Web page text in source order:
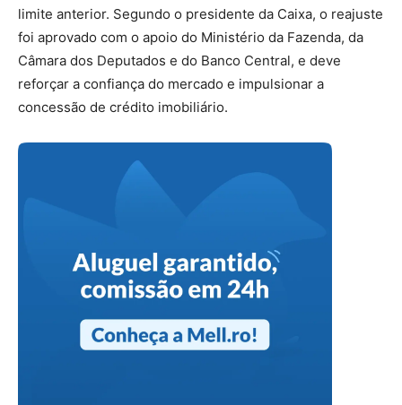
limite anterior. Segundo o presidente da Caixa, o reajuste
foi aprovado com o apoio do Ministério da Fazenda, da
Câmara dos Deputados e do Banco Central, e deve
reforçar a confiança do mercado e impulsionar a
concessão de crédito imobiliário.